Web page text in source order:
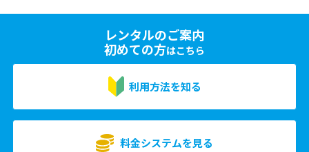
レンタルのご案内
初めての方はこちら
利用方法を知る
料金システムを見る